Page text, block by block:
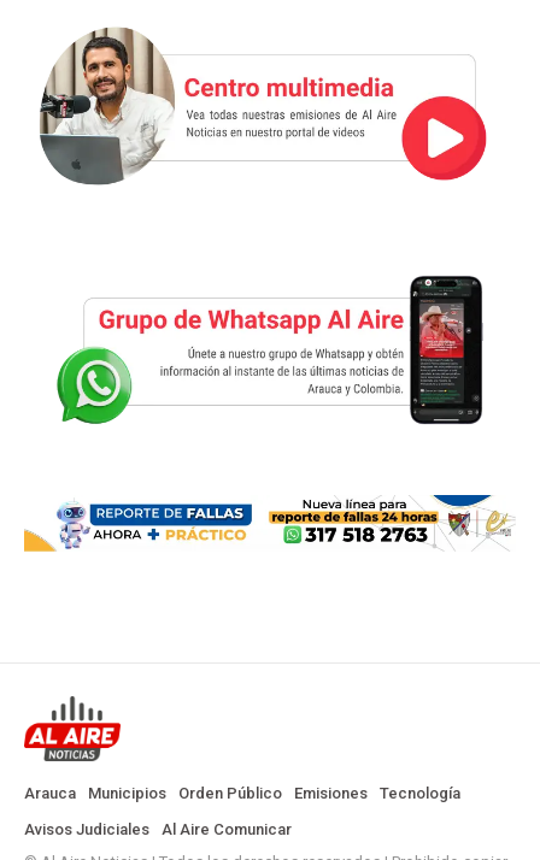
Arauca Municipios Orden Público Emisiones
Tecnología
Avisos Judiciales
Al Aire Comunicar